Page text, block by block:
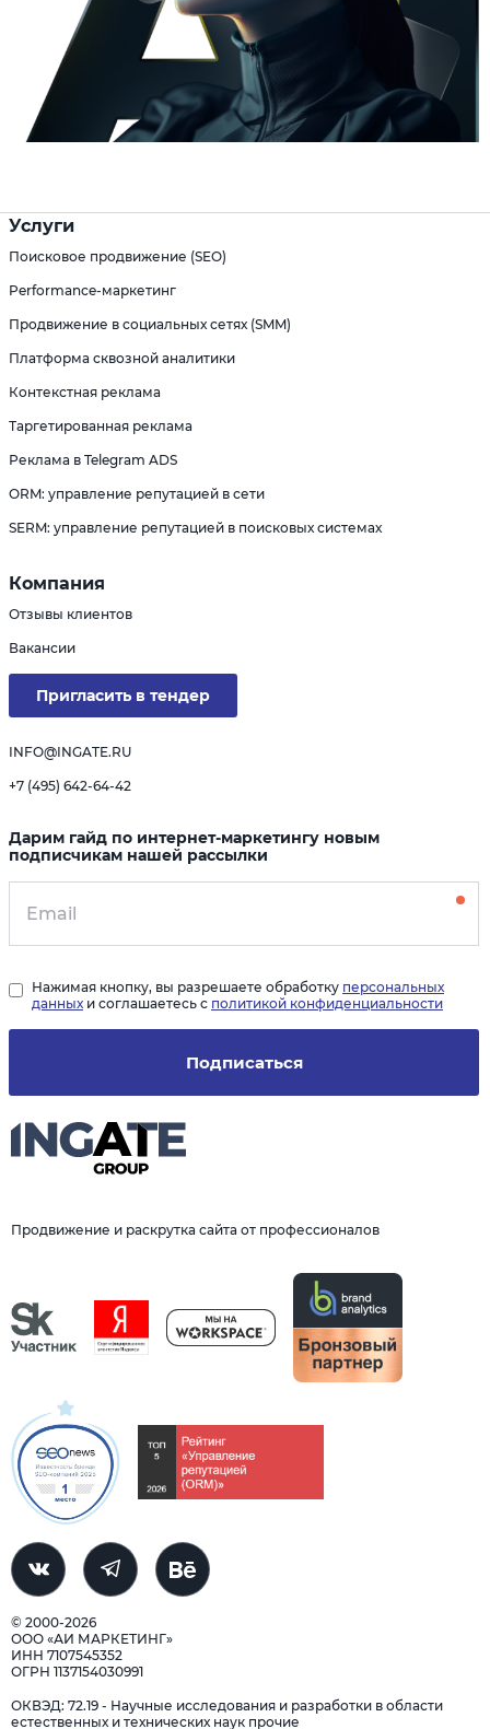
Продвижение и раскрутка сайта от профессионалов
© 2000-2026
ООО «АИ МАРКЕТИНГ»
ИНН 7107545352
ОГРН 1137154030991
Услуги
Поисковое продвижение (SEO)
Performance-маркетинг
Продвижение в социальных сетях (SMM)
Платформа сквозной аналитики
Контекстная реклама
Таргетированная реклама
Реклама в Telegram ADS
ORM: управление репутацией в сети
SERM: управление репутацией в поисковых системах
Компания
Отзывы клиентов
Вакансии
Пригласить в тендер
INFO@INGATE.RU
+7 (495) 642-64-42
Дарим гайд по интернет-маркетингу новым
подписчикам нашей рассылки
Подписаться
Нажимая кнопку, вы разрешаете обработку персональных
данных и соглашаетесь с политикой конфиденциальности
ОКВЭД: 72.19 - Научные исследования и разработки в области
естественных и технических наук прочие